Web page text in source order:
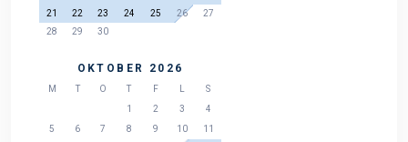
21
22 23 24 25 26
27
28
29 30
OKTOBER 2026
M T O T F
S
1
2 3
4
5
6 7 8 9 10
11